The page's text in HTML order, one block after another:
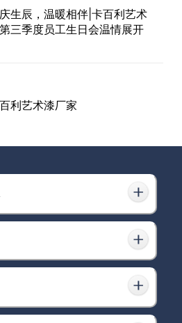
利艺术漆「馆藏系列」色彩
于广州设计周璀璨发布
生辰，温暖相伴|卡百利艺术
三季度员工生日会温情展开
利艺术漆厂家